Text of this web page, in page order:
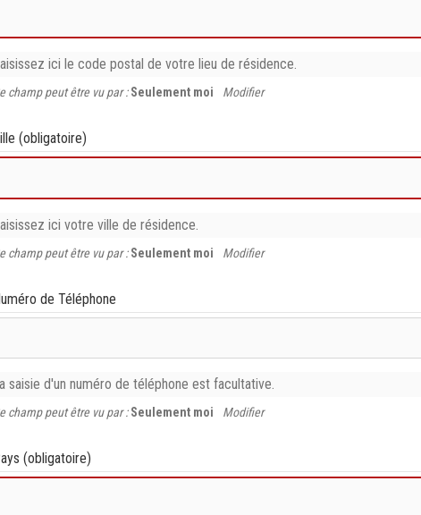
ici le code postal de votre lieu de résidence.
champ peut être vu par :Seulement moi Modifier
(obligatoire)
ici votre ville de résidence.
champ peut être vu par :Seulement moi Modifier
de Téléphone
saisie d'un numéro de téléphone est facultative.
champ peut être vu par :Seulement moi Modifier
(obligatoire)